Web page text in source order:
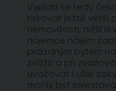
Vyplatí se tedy
riskovat ještě větší
nemovitosti, nižší
nájemce nájem
prázdným bytem
zvážit a při
uvažovat i ušlé
mohly být